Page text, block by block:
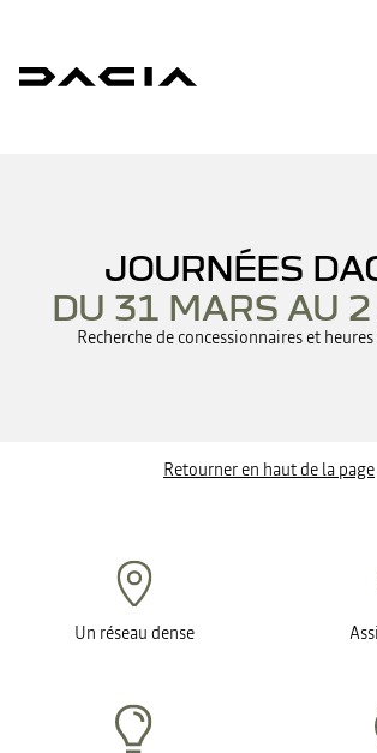
JOURNÉES
DU 31 MARS AU 2
Recherche de concessionnaires et
Retourner en haut de la page
Un réseau dense